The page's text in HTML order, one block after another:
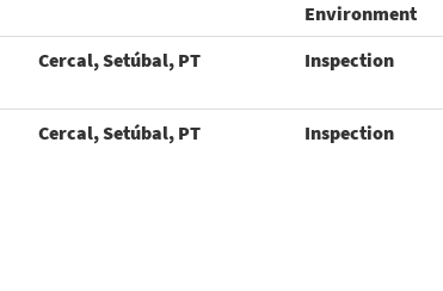
Environment
Cercal, Setúbal, PT Inspection
Cercal, Setúbal, PT Inspection